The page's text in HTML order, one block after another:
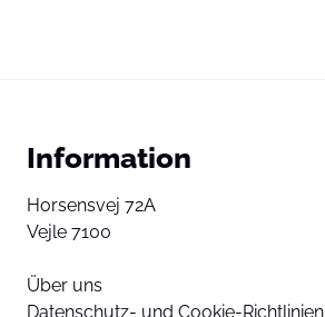
Information
Horsensvej 72A
Vejle 7100
Über uns
Datenschutz- und Cookie-Richtlinien